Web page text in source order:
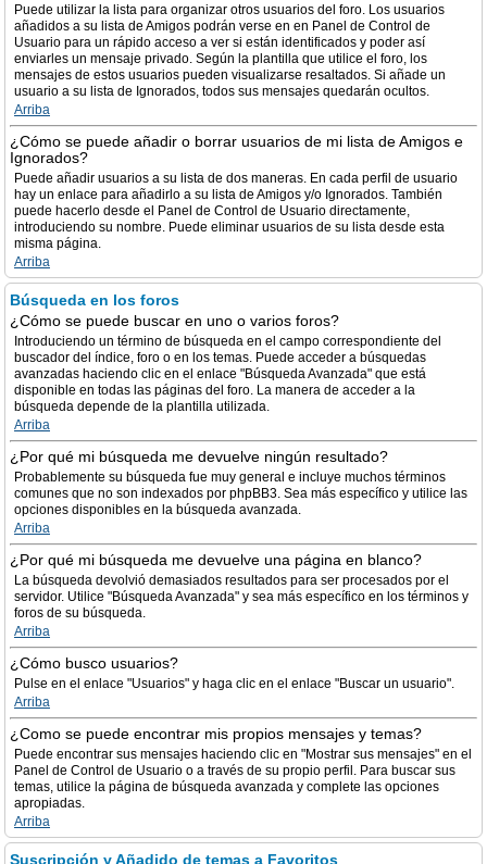
Puede utilizar la lista para organizar otros usuarios del foro. Los usuarios
añadidos a su lista de Amigos podrán verse en en Panel de Control de
Usuario para un rápido acceso a ver si están identificados y poder así
enviarles un mensaje privado. Según la plantilla que utilice el foro, los
mensajes de estos usuarios pueden visualizarse resaltados. Si añade un
usuario a su lista de Ignorados, todos sus mensajes quedarán ocultos.
Arriba
¿Cómo se puede añadir o borrar usuarios de mi lista de Amigos e
Ignorados?
Puede añadir usuarios a su lista de dos maneras. En cada perfil de usuario
hay un enlace para añadirlo a su lista de Amigos y/o Ignorados. También
puede hacerlo desde el Panel de Control de Usuario directamente,
introduciendo su nombre. Puede eliminar usuarios de su lista desde esta
misma página.
Arriba
Búsqueda en los foros
¿Cómo se puede buscar en uno o varios foros?
Introduciendo un término de búsqueda en el campo correspondiente del
buscador del índice, foro o en los temas. Puede acceder a búsquedas
avanzadas haciendo clic en el enlace "Búsqueda Avanzada" que está
disponible en todas las páginas del foro. La manera de acceder a la
búsqueda depende de la plantilla utilizada.
Arriba
¿Por qué mi búsqueda me devuelve ningún resultado?
Probablemente su búsqueda fue muy general e incluye muchos términos
comunes que no son indexados por phpBB3. Sea más específico y utilice las
opciones disponibles en la búsqueda avanzada.
Arriba
¿Por qué mi búsqueda me devuelve una página en blanco?
La búsqueda devolvió demasiados resultados para ser procesados por el
servidor. Utilice "Búsqueda Avanzada" y sea más específico en los términos y
foros de su búsqueda.
Arriba
¿Cómo busco usuarios?
Pulse en el enlace "Usuarios" y haga clic en el enlace "Buscar un usuario".
Arriba
¿Como se puede encontrar mis propios mensajes y temas?
Puede encontrar sus mensajes haciendo clic en "Mostrar sus mensajes" en el
Panel de Control de Usuario o a través de su propio perfil. Para buscar sus
temas, utilice la página de búsqueda avanzada y complete las opciones
apropiadas.
Arriba
Suscripción y Añadido de temas a Favoritos